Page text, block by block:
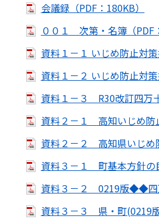
会議録（PDF：180KB）
００１ 次第・名簿（PDF
資料１－１ いじめ防止対
資料１－２ いじめ防止対
資料１－３ R30改訂四万
資料２－１ 高知いじめ防
資料２－２ 高知県いじめ
資料３－１ 町基本方針の
資料３－２ 0219版◆◆四
資料３－３ 県・町(0219